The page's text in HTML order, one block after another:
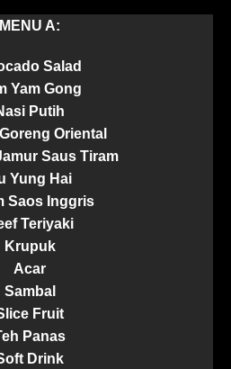
MENU A:
Salad
Yam Gong
Putih
Oriental
Saus Tiram
Yung Hai
Saos Inggris
Teriyaki
Krupuk
Acar
Sambal
Fruit
Panas
Drink